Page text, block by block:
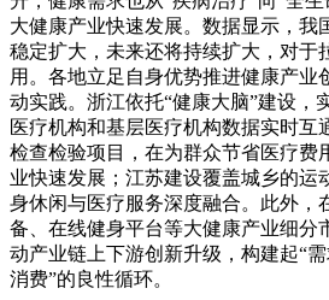
大健康产业快速发展。数据显示，我
稳定扩大，未来还将持续扩大，对于
用。各地立足自身优势推进健康产业
动实践。浙江依托“健康大脑”建设，
医疗机构和基层医疗机构数据实时互
检查检验项目，在为群众节省医疗费
业快速发展；江苏建设覆盖城乡的运
身休闲与医疗服务深度融合。此外，
备、在线健身平台等大健康产业细分
动产业链上下游创新升级，构建起“
消费”的良性循环。